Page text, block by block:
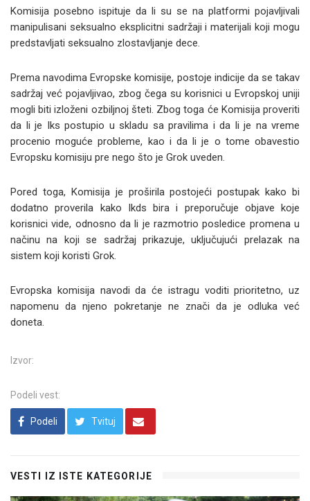
Komisija posebno ispituje da li su se na platformi pojavljivali
manipulisani seksualno eksplicitni sadržaji i materijali koji mogu
predstavljati seksualno zlostavljanje dece.
Prema navodima Evropske komisije, postoje indicije da se takav
sadržaj već pojavljivao, zbog čega su korisnici u Evropskoj uniji
mogli biti izloženi ozbiljnoj šteti. Zbog toga će Komisija proveriti
da li je Iks postupio u skladu sa pravilima i da li je na vreme
procenio moguće probleme, kao i da li je o tome obavestio
Evropsku komisiju pre nego što je Grok uveden.
Pored toga, Komisija je proširila postojeći postupak kako bi
dodatno proverila kako Ikds bira i preporučuje objave koje
korisnici vide, odnosno da li je razmotrio posledice promena u
načinu na koji se sadržaj prikazuje, uključujući prelazak na
sistem koji koristi Grok.
Evropska komisija navodi da će istragu voditi prioritetno, uz
napomenu da njeno pokretanje ne znači da je odluka već
doneta.
Izvor:
Podeli vest:
Podeli Tvituj
VESTI IZ ISTE KATEGORIJE